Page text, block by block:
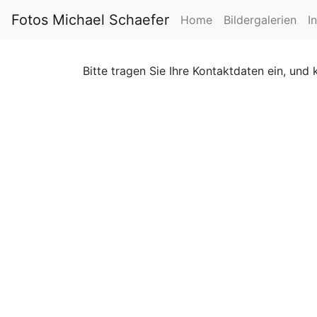
Fotos Michael Schaefer Home Bildergalerien
Bitte tragen Sie Ihre Kontaktdaten ein, und